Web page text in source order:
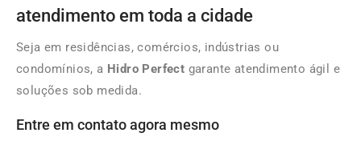
atendimento em toda a cidade
Seja em residências, comércios, indústrias ou
condomínios, a Hidro Perfect garante atendimento ágil e
soluções sob medida.
Entre em contato agora mesmo